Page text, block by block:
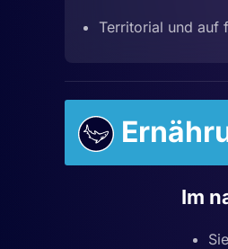
Territorial und auf
Im